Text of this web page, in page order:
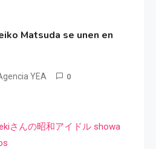
Matsuda se unen en
YEA 0
さんの昭和アイドル showa